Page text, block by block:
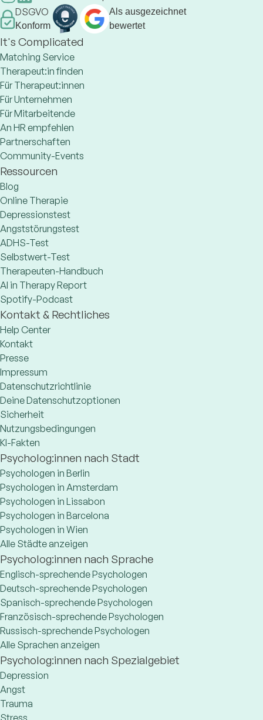
DSGVO
Konform
Als ausgezeichnet
bewertet
It's Complicated
Matching Service
Therapeut:in finden
Für Therapeut:innen
Für Unternehmen
Für Mitarbeitende
An HR empfehlen
Partnerschaften
Community-Events
Ressourcen
Blog
Online Therapie
Depressionstest
Angststörungstest
ADHS-Test
Selbstwert-Test
Therapeuten-Handbuch
AI in Therapy Report
Spotify-Podcast
Kontakt & Rechtliches
Help Center
Kontakt
Presse
Impressum
Datenschutzrichtlinie
Deine Datenschutzoptionen
Sicherheit
Nutzungsbedingungen
KI-Fakten
Psycholog:innen nach Stadt
Psychologen in Berlin
Psychologen in Amsterdam
Psychologen in Lissabon
Psychologen in Barcelona
Psychologen in Wien
Alle Städte anzeigen
Psycholog:innen nach Sprache
Englisch-sprechende Psychologen
Deutsch-sprechende Psychologen
Spanisch-sprechende Psychologen
Französisch-sprechende Psychologen
Russisch-sprechende Psychologen
Alle Sprachen anzeigen
Psycholog:innen nach Spezialgebiet
Depression
Angst
Trauma
Stress